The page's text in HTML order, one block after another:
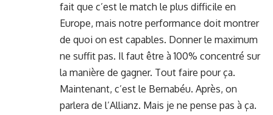
fait que c’est le match le plus difficile en
Europe, mais notre performance doit montrer
de quoi on est capables. Donner le maximum
ne suffit pas. Il faut être à 100% concentré sur
la manière de gagner. Tout faire pour ça.
Maintenant, c’est le Bernabéu. Après, on
parlera de l’Allianz. Mais je ne pense pas à ça.